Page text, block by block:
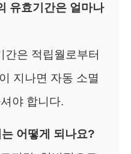
유효기간은 얼마나
간은 적립월로부터
지나면 자동 소멸
야 합니다.
어떻게 되나요?